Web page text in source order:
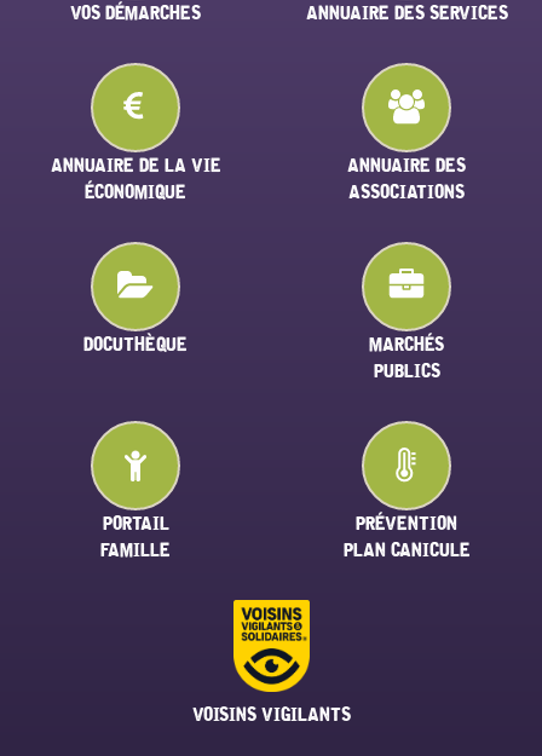
VOS DÉMARCHES ANNUAIRE DES SERVICES
ANNUAIRE DE LA VIE
ÉCONOMIQUE
ANNUAIRE DES
ASSOCIATIONS
DOCUTHÈQUE
MARCHÉS
PUBLICS
PORTAIL
FAMILLE
PRÉVENTION
PLAN CANICULE
VOISINS VIGILANTS